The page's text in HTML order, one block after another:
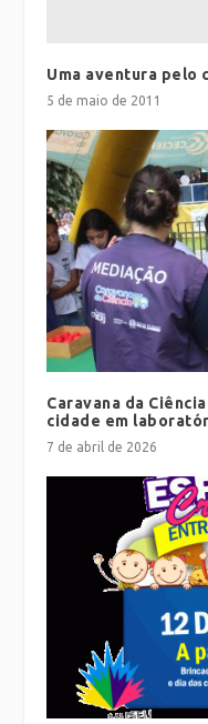
Uma aventura pelo
5 de maio de 2011
Caravana da
cidade em
7 de abril de 2026